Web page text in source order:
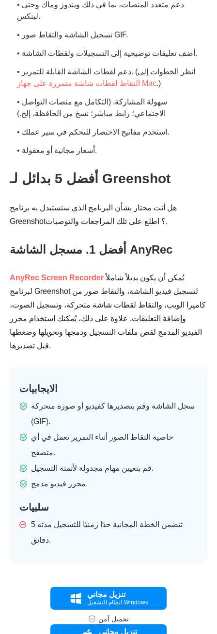
• دعم متعدد المنصات، بما في ذلك ويندوز وماك وحتى
لينكس.
• تسجيل الشاشة والتقاط صور GIF.
• أضف تعليقات توضيحية إلى التسجيلات ولقطات الشاشة.
• دعم لقطات الشاشة القابلة للتمرير. (انظر الخطوات إلى
التقاط لقطات شاشة متمررة على جهاز Mac.)
• سهولة المشاركة. (التكامل مع منصات التواصل
الاجتماعي؛ رابط مباشر؛ نسخ من الحافظة، إلخ.)
• استخدم مفاتيح الاختصار للتحكم في سير عملك.
• أسعار مجانية أو معقولة.
أفضل 5 بدائل لـ Greenshot
هل أنت محتار بشأن البرنامج الذي ستستبدل به برنامج
Greenshot؟ اطلع على تلك المراجعات والتوصيات.
أفضل 1. مسجل الشاشة AnyRec
AnyRec Screen Recorderيُمكن أن يكون بديلاً شاملاً
لبرنامج Greenshot لتسجيل فيديو الشاشة، والتقاط صور من
كاميرا الويب، والتقاط لقطات شاشة متحركة، وتسجيل الصوت،
وإضافة التعليقات. علاوة على ذلك، يُمكنك استخدام محرر
الفيديو المدمج لقص ملفات التسجيل ودمجها وتحويلها وضغطها
قبل تصديرها.
الايجابيات
سجل الشاشة وقم بتصديرها كفيديو أو صورة متحركة
(GIF).
خاصية التقاط الصور أثناء التمرير تعمل في أي
متصفح.
قم بتعيين مهام مجدولة لأتمتة التسجيل.
محرر فيديو مدمج.
سلبيات
تتضمن الخطة المجانية حدًا زمنيًا للتسجيل مدته 5
دقائق.
تنزيل مجاني
لنظام التشغيل Windows
تحميل آمن
تنزيل مجاني